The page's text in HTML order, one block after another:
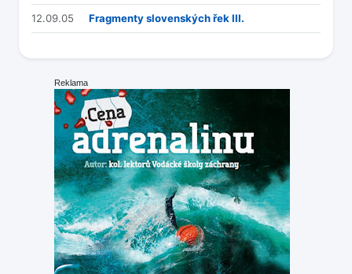
12.09.05 Fragmenty slovenských řek III.
Reklama